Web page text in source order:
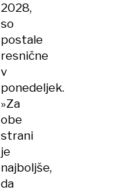
2028,
so
postale
resnične
v
ponedeljek.
»Za
obe
strani
je
najboljše,
da